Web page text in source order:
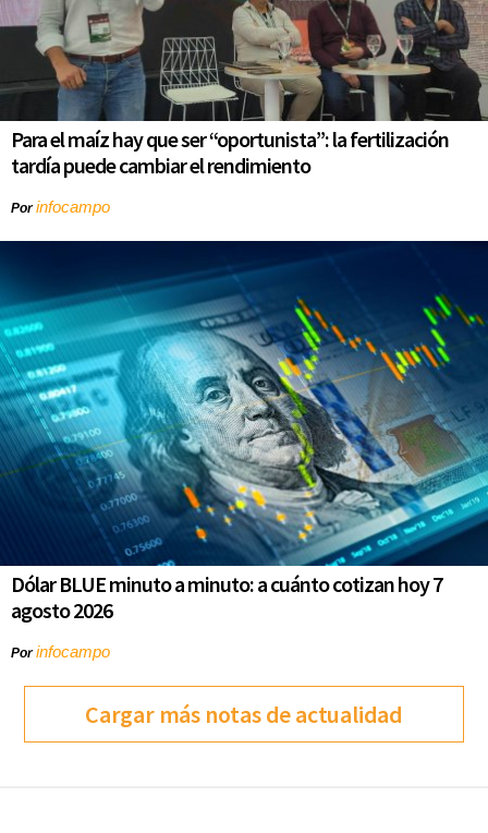
Para el maíz hay que ser “oportunista”: la fertilización
tardía puede cambiar el rendimiento
Porinfocampo
Dólar BLUE minuto a minuto: a cuánto cotizan hoy 7
agosto 2026
Porinfocampo
Cargar más notas de actualidad